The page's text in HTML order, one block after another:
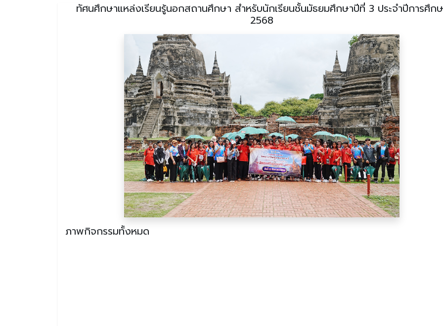
ทัศนศึกษาแหล่งเรียนรู้นอกสถานศึกษา สำหรับนักเรียนชั้นมัธยมศึกษาปีที่ 3 ประจำปีการศึก
2568
ภาพกิจกรรมทั้งหมด